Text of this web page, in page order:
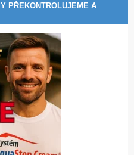
PŘEKONTROLUJEME A